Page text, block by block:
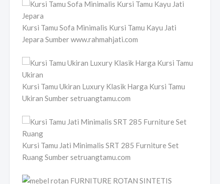
Kursi Tamu Sofa Minimalis Kursi Tamu Kayu Jati
Jepara Sumber www.rahmahjati.com
Kursi Tamu Ukiran Luxury Klasik Harga Kursi Tamu
Ukiran Sumber setruangtamu.com
Kursi Tamu Jati Minimalis SRT 285 Furniture Set
Ruang Sumber setruangtamu.com